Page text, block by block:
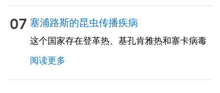
地区，并将为您提供必要的信息和处方药以预
防高原反应。
07 塞浦路斯的昆虫传播疾病
这个国家存在登革热、基孔肯雅热和寨卡病毒
的风险。风险因季节而异。与农村地区相比，
城市和郊区患这些疾病的风险更大。旅行者的
特定风险取决于特定的停留区域、停留时间、
阅读更多